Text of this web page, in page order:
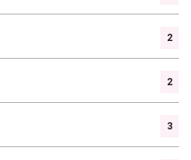
2
2
3